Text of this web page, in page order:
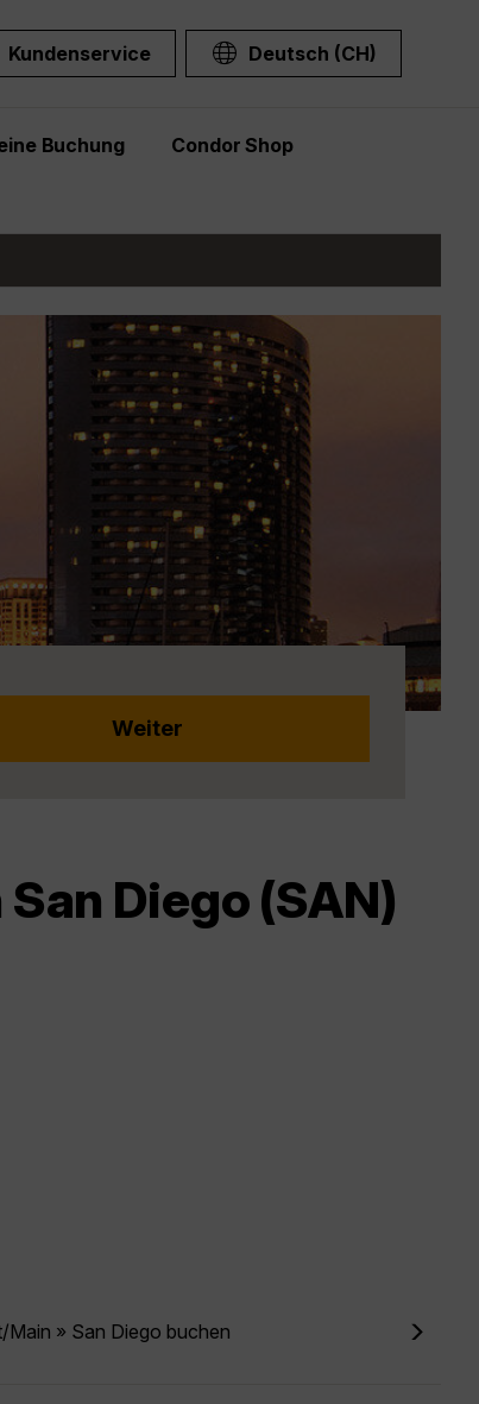
Kundenservice Deutsch (CH)
Buchung Condor Shop
Diego (SAN)
Main » San Diego buchen